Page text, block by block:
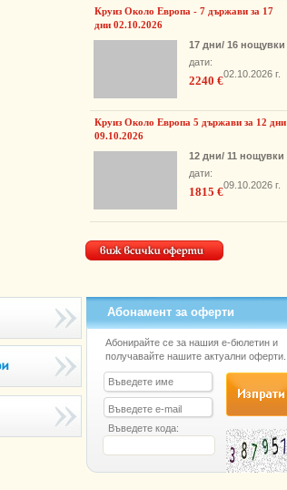
Круиз Около Европа - 7 държави за 17
дни 02.10.2026
17 дни/ 16 нощувки
дати:
02.10.2026 г.
2240 €
Круиз Около Европа 5 държави за 12 дни
09.10.2026
12 дни/ 11 нощувки
дати:
09.10.2026 г.
1815 €
Абонамент за оферти
Абонирайте се за нашия е-бюлетин и
получавайте нашите актуални оферти.
Въведете кода: